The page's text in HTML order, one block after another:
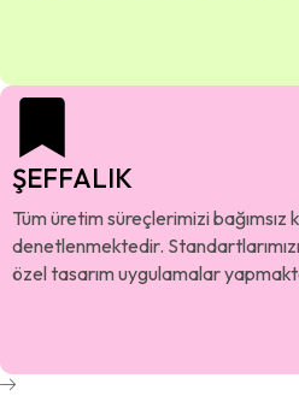
ŞEFFALIK
Tüm üretim süreçlerimizi
denetlenmektedir.
özel tasarım uygulamalar